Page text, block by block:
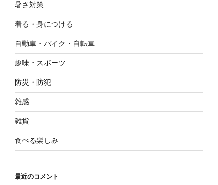
暑さ対策
着る・身につける
自動車・バイク・自転車
趣味・スポーツ
防災・防犯
雑感
雑貨
食べる楽しみ
最近のコメント